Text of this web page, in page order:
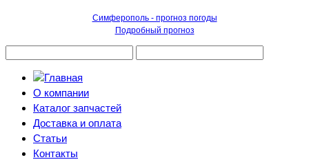
Симферополь - прогноз погоды
Подробный прогноз
О компании
Каталог запчастей
Доставка и оплата
Статьи
Контакты